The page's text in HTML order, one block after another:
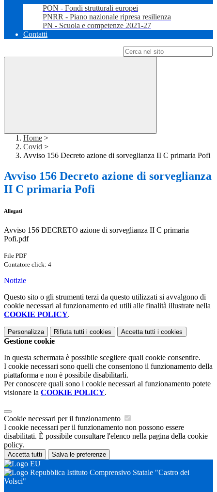
PON - Fondi strutturali europei
PNRR - Piano nazionale ripresa resilienza
PN - Scuola e competenze 2021-27
Contatti
Home >
Covid >
Avviso 156 Decreto azione di sorveglianza II C primaria Pofi
Avviso 156 Decreto azione di sorveglianza
II C primaria Pofi
Allegati
Avviso 156 DECRETO azione di sorveglianza II C primaria
Pofi.pdf
File PDF
Contatore click: 4
Notizie
Questo sito o gli strumenti terzi da questo utilizzati si avvalgono di
cookie necessari al funzionamento ed utili alle finalità illustrate nella
COOKIE POLICY.
Personalizza Rifiuta tutti i cookies Accetta tutti i cookies
Gestione cookie
In questa schermata è possibile scegliere quali cookie consentire.
I cookie necessari sono quelli che consentono il funzionamento della
piattaforma e non è possibile disabilitarli.
Per conoscere quali sono i cookie necessari al funzionamento potete
visionare la COOKIE POLICY.
Cookie necessari per il funzionamento
I cookie necessari per il funzionamento non possono essere
disabilitati. È possibile consultare l'elenco nella pagina della cookie
policy.
Accetta tutti Salva le preferenze
Istituto Comprensivo Statale "Castro dei
Volsci"